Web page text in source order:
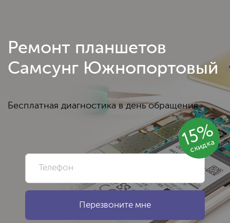
15%
скидка
Ремонт планшетов
Самсунг Южнопортовый
Бесплатная диагностика в день обращения